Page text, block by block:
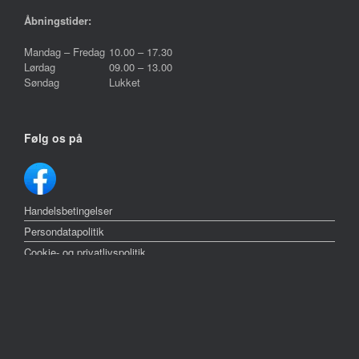
Åbningstider:
Mandag – Fredag
Lørdag
Søndag
10.00 – 17.30
09.00 – 13.00
Lukket
Følg os på
Handelsbetingelser
Persondatapolitik
Cookie- og privatlivspolitik